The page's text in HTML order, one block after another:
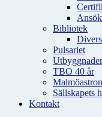
Bibliotek
Pulsariet
TBO 40 år
Sällskapets
Kontakt